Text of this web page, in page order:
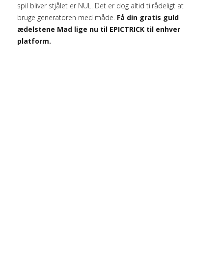
spil bliver stjålet er NUL. Det er dog altid tilrådeligt at
bruge generatoren med måde. Få din gratis guld
ædelstene Mad lige nu til EPICTRICK til enhver
platform.